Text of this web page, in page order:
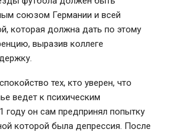
союзом Германии и всей
которая должна дать по этому
, выразив коллеге
тех, кто уверен, что
ведет к психическим
году он сам предпринял попытку
которой была депрессия. После